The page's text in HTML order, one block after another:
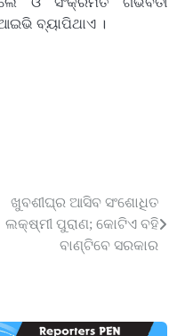
ବ୍ୟାପିଥାଏ ।
ଖୁବଶୀଘ୍ର ଆସିବ ସଂଶୋଧିତ
ଲକ୍ଷ୍ମୀ ପୁରାଣ; କୋଟିଏ ବହି
ବାଣ୍ଟିବେ ସରକାର